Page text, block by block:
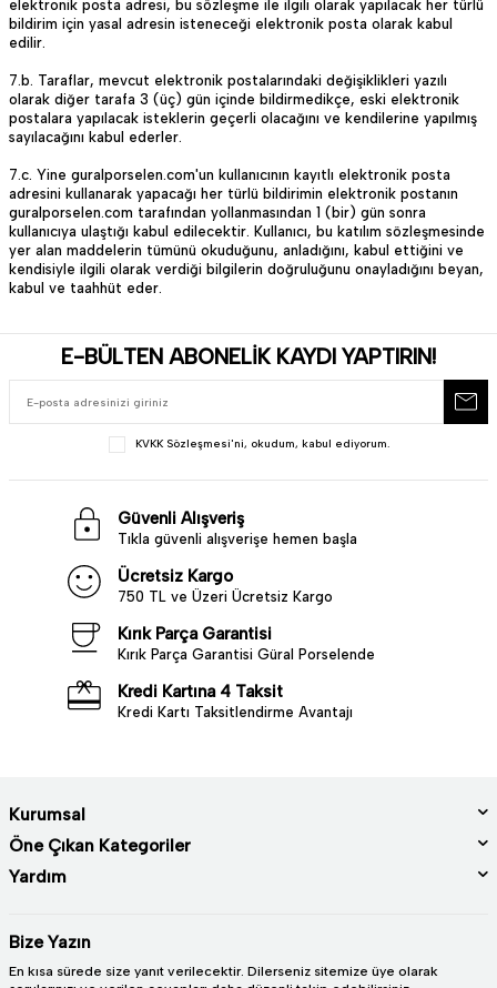
elektronik posta adresi, bu sözleşme ile ilgili olarak yapılacak her türlü
bildirim için yasal adresin isteneceği elektronik posta olarak kabul
edilir.
7.b. Taraflar, mevcut elektronik postalarındaki değişiklikleri yazılı
olarak diğer tarafa 3 (üç) gün içinde bildirmedikçe, eski elektronik
postalara yapılacak isteklerin geçerli olacağını ve kendilerine yapılmış
sayılacağını kabul ederler.
7.c. Yine guralporselen.com'un kullanıcının kayıtlı elektronik posta
adresini kullanarak yapacağı her türlü bildirimin elektronik postanın
guralporselen.com tarafından yollanmasından 1 (bir) gün sonra
kullanıcıya ulaştığı kabul edilecektir. Kullanıcı, bu katılım sözleşmesinde
yer alan maddelerin tümünü okuduğunu, anladığını, kabul ettiğini ve
kendisiyle ilgili olarak verdiği bilgilerin doğruluğunu onayladığını beyan,
kabul ve taahhüt eder.
E-BÜLTEN ABONELİK KAYDI YAPTIRIN!
KVKK Sözleşmesi'ni, okudum, kabul ediyorum.
Güvenli Alışveriş
Tıkla güvenli alışverişe hemen başla
Ücretsiz Kargo
750 TL ve Üzeri Ücretsiz Kargo
Kırık Parça Garantisi
Kırık Parça Garantisi Güral Porselende
Kredi Kartına 4 Taksit
Kredi Kartı Taksitlendirme Avantajı
Kurumsal
Öne Çıkan Kategoriler
Yardım
Bize Yazın
En kısa sürede size yanıt verilecektir. Dilerseniz sitemize üye olarak